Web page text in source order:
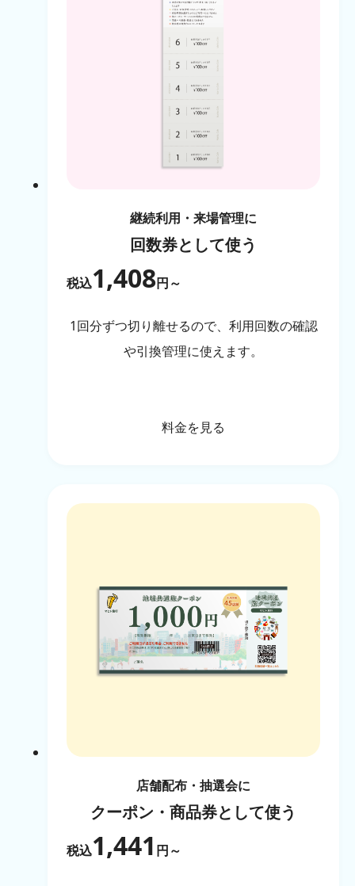
継続利用・来場管理に
回数券として使う
税込1,408円～
1回分ずつ切り離せるので、利用回数の確認
や引換管理に使えます。
料金を見る
店舗配布・抽選会に
クーポン・商品券として使う
税込1,441 円～